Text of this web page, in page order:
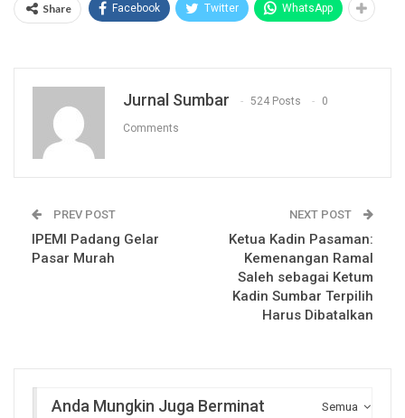
Share Facebook Twitter WhatsApp
Jurnal Sumbar 524 Posts 0
Comments
PREV POST
IPEMI Padang Gelar
Pasar Murah
NEXT POST
Ketua Kadin Pasaman:
Kemenangan Ramal
Saleh sebagai Ketum
Kadin Sumbar Terpilih
Harus Dibatalkan
Semua
Anda Mungkin Juga Berminat